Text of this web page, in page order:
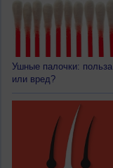
Ушные палочки: польза
или вред?